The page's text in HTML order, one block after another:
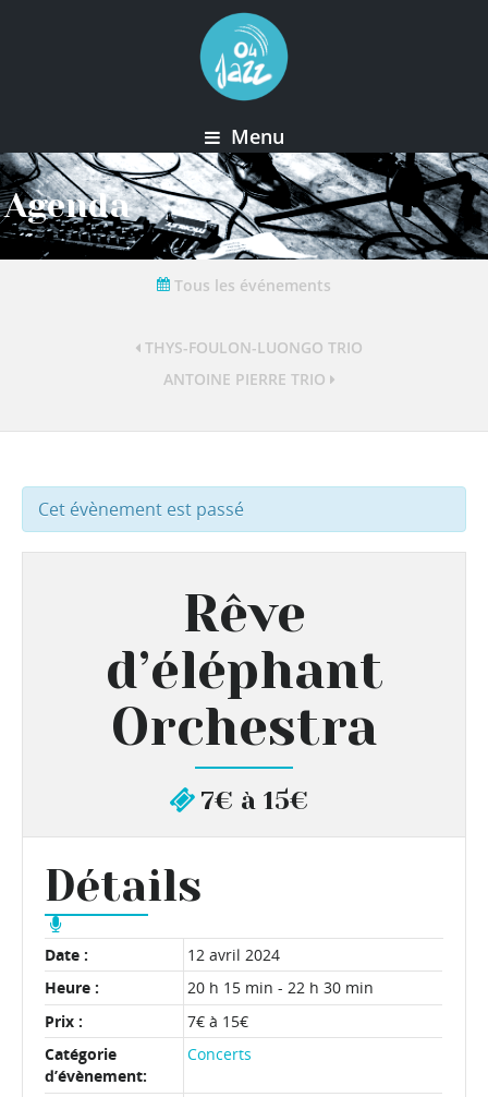
Menu
Agenda
Tous les événements
THYS-FOULON-LUONGO TRIO
ANTOINE PIERRE TRIO
Cet évènement est passé
Rêve
d’éléphant
Orchestra
7€ à 15€
Détails
Date :
12 avril 2024
Heure :
20 h 15 min - 22 h 30 min
Prix :
7€ à 15€
Catégorie
d’évènement:
Concerts